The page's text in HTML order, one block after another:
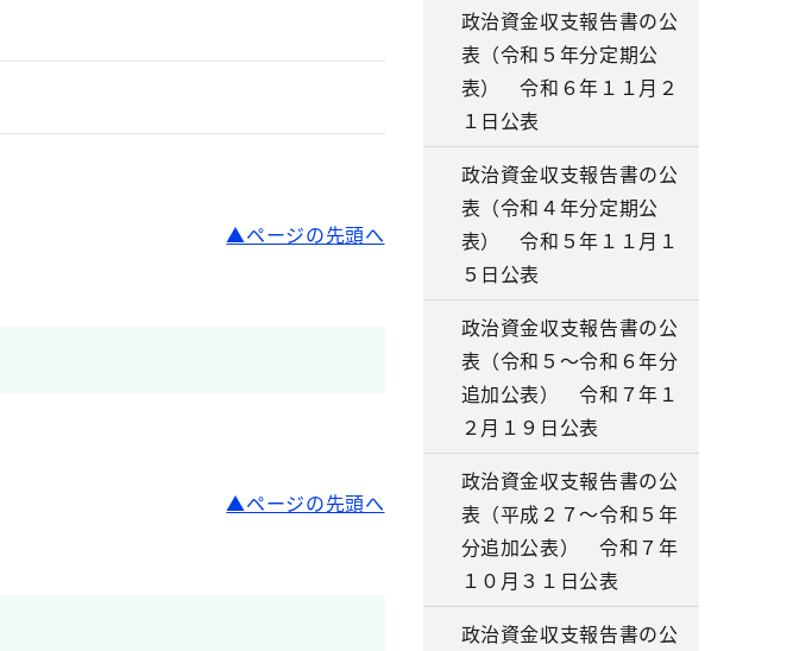
ページの先頭へ
ページの先頭へ
政治資金収支報告書の公
表（令和５年分定期公
表） 令和６年１１月２
１日公表
政治資金収支報告書の公
表（令和４年分定期公
表） 令和５年１１月１
５日公表
政治資金収支報告書の公
表（令和５～令和６年分
追加公表） 令和７年１
２月１９日公表
政治資金収支報告書の公
表（平成２７～令和５年
分追加公表） 令和７年
１０月３１日公表
政治資金収支報告書の公